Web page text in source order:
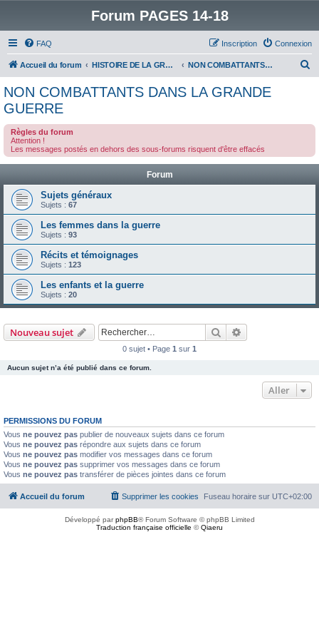
Forum PAGES 14-18
FAQ Connexion
Inscription
Accueil du forum HISTOIRE DE LA GRANDE GUERRE NON COMBATTANTS DANS LA GRANDE GUERRE
c
h
NON COMBATTANTS DANS LA GRANDE
GUERRE
Règles du forum
Attention !
Les messages postés en dehors des sous-forums risquent d'être effacés
Forum
Sujets généraux
Sujets : 67
Les femmes dans la guerre
Sujets : 93
Récits et témoignages
Sujets : 123
Les enfants et la guerre
Sujets : 20
Nouveau sujet Rechercher
0 sujet • Page 1 sur 1
Aucun sujet n’a été publié dans ce forum.
Aller
PERMISSIONS DU FORUM
Vous ne pouvez pas publier de nouveaux sujets dans ce forum
Vous ne pouvez pas répondre aux sujets dans ce forum
Vous ne pouvez pas modifier vos messages dans ce forum
Vous ne pouvez pas supprimer vos messages dans ce forum
Vous ne pouvez pas transférer de pièces jointes dans ce forum
Accueil du forum Fuseau horaire sur UTC+02:00
Supprimer les cookies
Développé parphpBB® Forum Software © phpBB Limited
Traduction française officielle ©Qiaeru